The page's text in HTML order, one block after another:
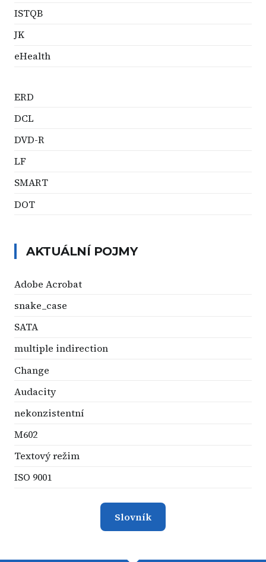
ISTQB
JK
eHealth
ERD
DCL
DVD-R
LF
SMART
DOT
AKTUÁLNÍ POJMY
Adobe Acrobat
snake_case
SATA
multiple indirection
Change
Audacity
nekonzistentní
M602
Textový režim
ISO 9001
Slovník